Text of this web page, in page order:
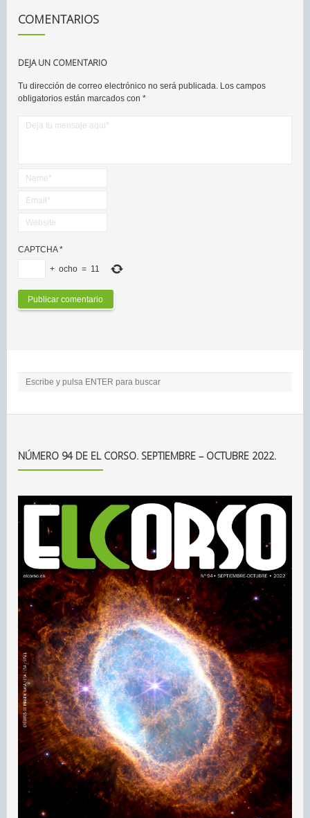
COMENTARIOS
DEJA UN COMENTARIO
Tu dirección de correo electrónico no será publicada. Los campos
obligatorios están marcados con *
CAPTCHA*
+ ocho = 11
NÚMERO 94 DE EL CORSO. SEPTIEMBRE – OCTUBRE 2022.